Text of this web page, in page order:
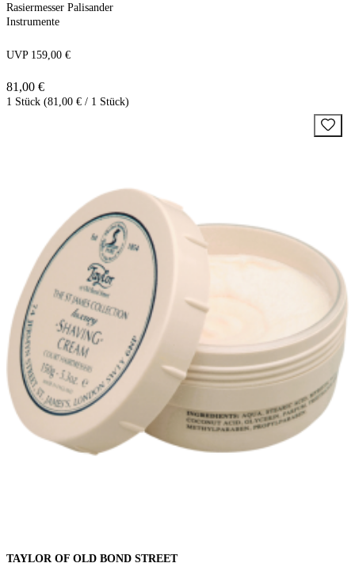
Rasiermesser Palisander
Instrumente
UVP 159,00 €
81,00 €
1 Stück (81,00 € / 1 Stück)
TAYLOR OF OLD BOND STREET